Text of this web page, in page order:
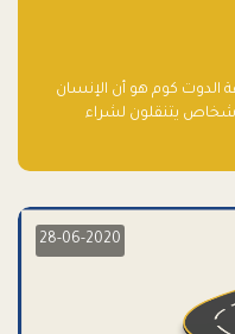
الدوت كوم هو أن الإنسان
يتنقلون لشراء
28-06-2020